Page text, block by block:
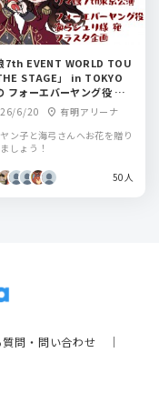
7th EVENT WORLD TOU
STAGE」 in TOKYO
フォーエバーヤング役 海
リ様へお花をお届けする企
6/20 location_on 有明アリーナ
ヤン子と海弓さんへお花を贈り
ましょう！
50人
質問・問い合わせ ｜